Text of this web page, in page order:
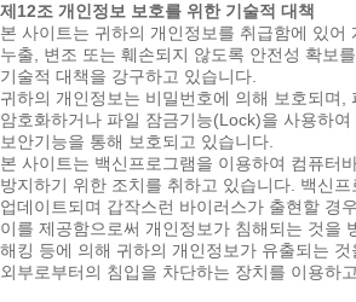
제12조 개인정보 보호를 위한 기술적 대책
본 사이트는 귀하의 개인정보를 취급함에 있어
누출, 변조 또는 훼손되지 않도록 안전성 확보
기술적 대책을 강구하고 있습니다.
귀하의 개인정보는 비밀번호에 의해 보호되며,
암호화하거나 파일 잠금기능(Lock)을 사용하
보안기능을 통해 보호되고 있습니다.
본 사이트는 백신프로그램을 이용하여 컴퓨터
방지하기 위한 조치를 취하고 있습니다. 백신
업데이트되며 갑작스런 바이러스가 출현할 경
이를 제공함으로써 개인정보가 침해되는 것을
해킹 등에 의해 귀하의 개인정보가 유출되는
외부로부터의 침입을 차단하는 장치를 이용하